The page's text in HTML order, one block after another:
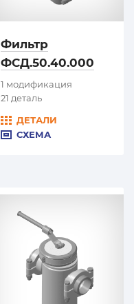
Фильтр
ФСД.50.40.000
1 модификация
21 деталь
ДЕТАЛИ
СХЕМА